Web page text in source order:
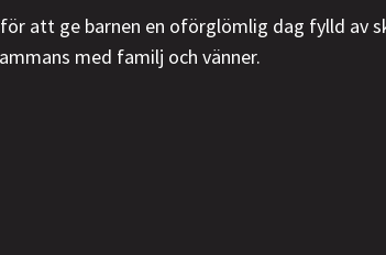
för att ge barnen en oförglömlig dag fylld av
med familj och vänner.